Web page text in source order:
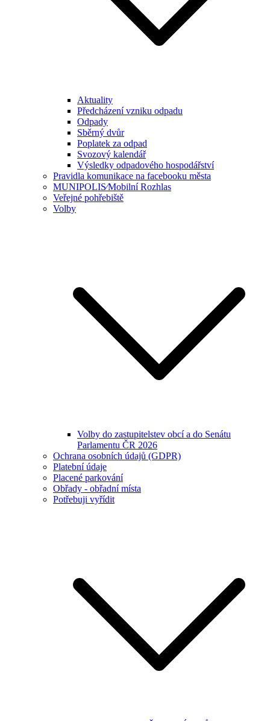
Aktuality
Předcházení vzniku odpadu
Odpady
Sběrný dvůr
Poplatek za odpad
Svozový kalendář
Výsledky odpadového hospodářství
Pravidla komunikace na facebooku města
MUNIPOLIS⁄Mobilní Rozhlas
Veřejné pohřebiště
Volby
Volby do zastupitelstev obcí a do Senátu
Parlamentu ČR 2026
Ochrana osobních údajů (GDPR)
Platební údaje
Placené parkování
Obřady - obřadní místa
Potřebuji vyřídit